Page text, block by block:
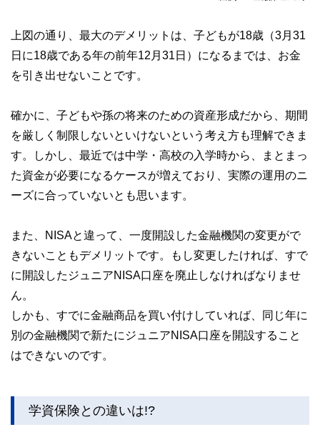
上図の通り、最大のデメリットは、子どもが18歳（3月31
日に18歳である年の前年12月31日）になるまでは、お金
を引き出せないことです。
確かに、子どもや孫の将来のための資産形成だから、期間
を厳しく制限しないといけないという考え方も理解できま
す。しかし、最近では中学・高校の入学時から、まとまっ
た資金が必要になるケースが増えており、実際の運用のニ
ーズに合っていないとも思います。
また、NISAと違って、一度開設した金融機関の変更がで
きないこともデメリットです。もし変更したければ、すで
に開設したジュニアNISA口座を廃止しなければなりませ
ん。
しかも、すでに金融商品を買い付けしていれば、同じ年に
別の金融機関で新たにジュニアNISA口座を開設すること
はできないのです。
学資保険との違いは!?